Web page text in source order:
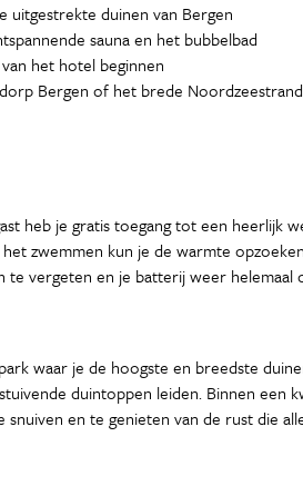
uitgestrekte duinen van Bergen
sauna en het bubbelbad
het hotel beginnen
Bergen of het brede Noordzeestrand
heb je gratis toegang tot een heerlijk
zwemmen kun je de warmte
vergeten en je batterij weer helemaal
waar je de hoogste en breedste
duintoppen leiden. Binnen
en te genieten van de rust die